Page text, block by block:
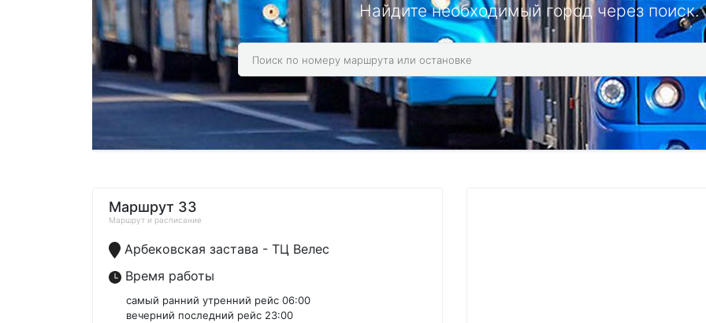
Найдите необходимый город через поиск.
Маршрут 33
Маршрут и расписание
Арбековская застава - ТЦ Велес
Время работы
самый ранний утренний рейс 06:00
вечерний последний рейс 23:00